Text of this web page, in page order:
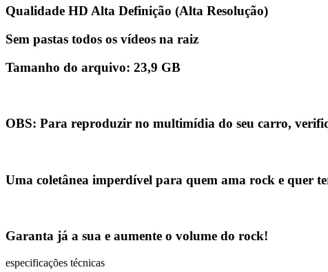
Qualidade HD Alta Definição (Alta Resolução)
Sem pastas todos os vídeos na raiz
Tamanho do arquivo: 23,9 GB
OBS: Para reproduzir no multimídia do seu carro,
Uma coletânea imperdível para quem ama rock e quer
Garanta já a sua e aumente o volume do rock!
especificações técnicas